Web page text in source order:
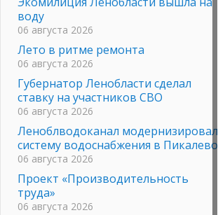
воду
06 августа 2026
Лето в ритме ремонта
06 августа 2026
Губернатор Ленобласти сделал
ставку на участников СВО
06 августа 2026
Леноблводоканал модернизировал
систему водоснабжения в Пикалево
06 августа 2026
Проект «Производительность
труда»
06 августа 2026